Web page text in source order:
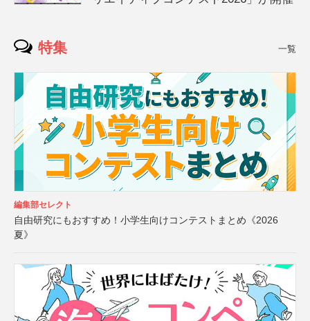
特集 一覧
編集部セレクト
自由研究にもおすすめ！小学生向けコンテストまとめ《2026
夏》